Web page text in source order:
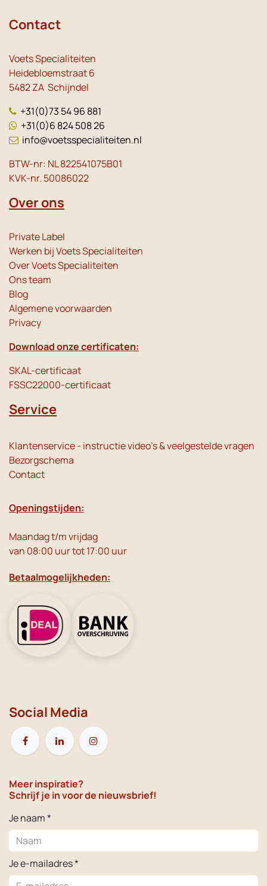
Contact
Voets Specialiteiten
Heidebloemstraat 6
5482 ZA Schijndel
+31(0)73 54 96 881
+31(0)6 824 508 26
info@voetsspecialiteiten.nl
BTW-nr: NL 822541075B01
KVK-nr. 50086022
Over ons
Private Label
Werken bij Voets Specialiteiten
Over Voets Specialiteiten
Ons team
Blog
Algemene voorwaarden
Privacy
Download onze certificaten:
SKAL-certificaat
FSSC22000-certificaat
Service
Klantenservice - instructie video's & veelgestelde vragen
Bezorgschema
Contact
Openingstijden:
Maandag t/m vrijdag
van 08:00 uur tot 17:00 uur
Betaalmogelijkheden:
Social Media
Meer inspiratie?
Schrijf je in voor de nieuwsbrief!
Je naam *
Je e-mailadres *